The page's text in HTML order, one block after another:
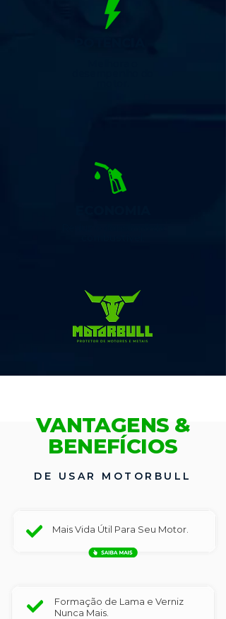
VANTAGENS &
BENEFÍCIOS
DE USAR MOTORBULL
Mais Vida Útil Para Seu Motor.
Formação de Lama e Verniz
Nunca Mais.